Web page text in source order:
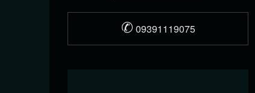
✆ 09391119075